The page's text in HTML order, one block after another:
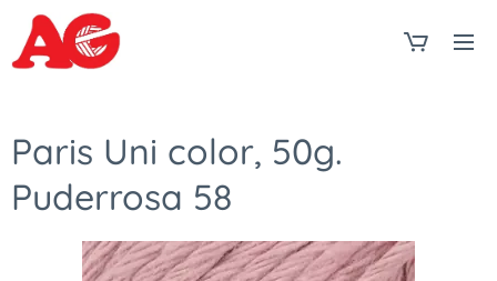
Paris Uni color, 50g.
Puderrosa 58